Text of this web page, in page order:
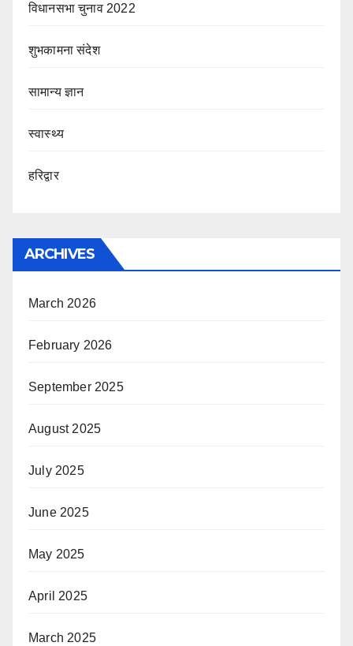
विधानसभा चुनाव 2022
शुभकामना संदेश
सामान्य ज्ञान
स्वास्थ्य
हरिद्वार
ARCHIVES
March 2026
February 2026
September 2025
August 2025
July 2025
June 2025
May 2025
April 2025
March 2025